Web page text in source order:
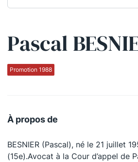
Pascal
Promotion 1988
À propos de
BESNIER (Pascal), né le 21 juillet
(15e).Avocat à la Cour d’appel de
Qui sommes-nous ?
La Conférence
La Conférence